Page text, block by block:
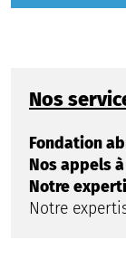
Nos
Fondation
Nos appels
Notre
Notre